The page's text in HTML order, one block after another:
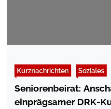
Kurznachrichten Soziales
Seniorenbeirat:
einprägsamer DRK-